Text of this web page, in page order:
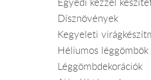
Dísznövények
Kegyeleti
Héliumos léggömbök
Léggömbdekorációk